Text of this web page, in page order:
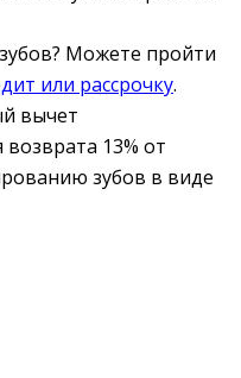
Можете пройти
или рассрочку.
вычет
13% от
зубов в виде